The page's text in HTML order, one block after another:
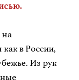
в России,
Из рук